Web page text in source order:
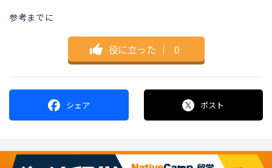
参考までに
役に立った ｜ 0
シェア ポスト